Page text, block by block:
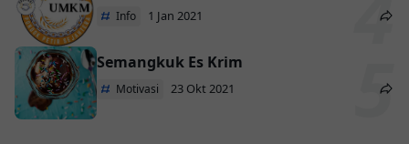
Info 1 Jan 2021
Semangkuk Es Krim
Motivasi 23 Okt 2021